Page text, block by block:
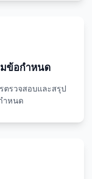
ข้อกำหนด
ตรวจสอบและสรุป
ำหนด